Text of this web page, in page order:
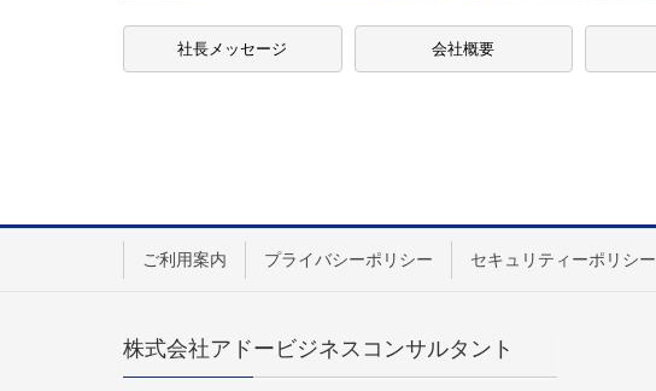
社長メッセージ 会社概要
ご利用案内 プライバシーポリシー セキュリティーポリシー
株式会社アドービジネスコンサルタント